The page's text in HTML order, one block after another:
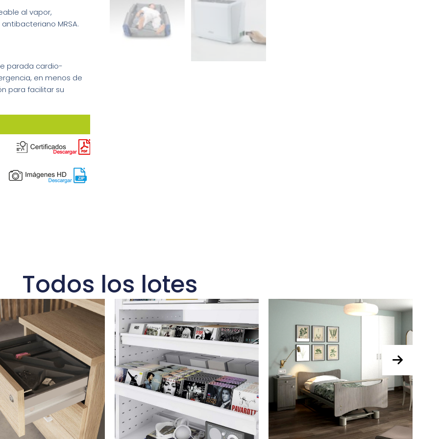
al vapor,
MRSA.
parada cardio-
en menos de
para facilitar su
Todos los lotes